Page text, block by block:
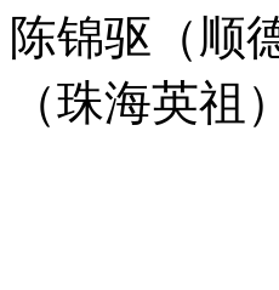
陈锦驱（顺
（珠海英祖）